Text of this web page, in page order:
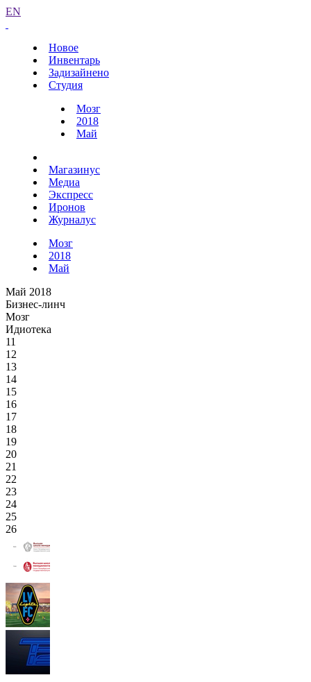
EN
Новое
Инвентарь
Задизайнено
Студия
Мозг
2018
Май
Магазинус
Медиа
Экспресс
Иронов
Журналус
Мозг
2018
Май
Май 2018
Бизнес-линч
Мозг
Идиотека
11
12
13
14
15
16
17
18
19
20
21
22
23
24
25
26